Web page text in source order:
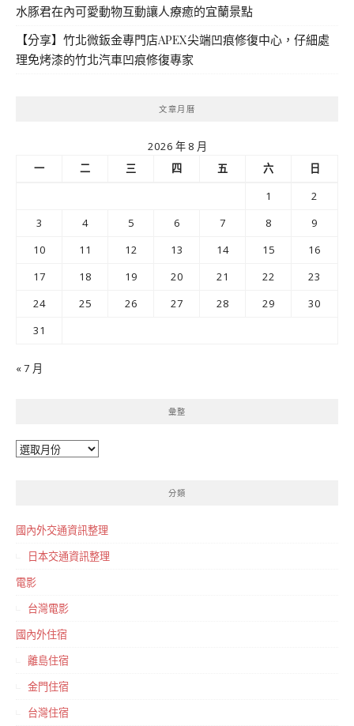
水豚君在內可愛動物互動讓人療癒的宜蘭景點
【分享】竹北微鈑金專門店APEX尖端凹痕修復中心，仔細處
理免烤漆的竹北汽車凹痕修復專家
文章月曆
2026 年 8 月
一
二 三 四 五 六
日
1
2
3
4 5 6 7 8
9
10
11 12 13 14 15
16
17
18 19 20 21 22
23
24
25 26 27 28 29
30
31
« 7 月
彙整
彙
分類
國內外交通資訊整理
日本交通資訊整理
電影
台灣電影
國內外住宿
離島住宿
金門住宿
台灣住宿